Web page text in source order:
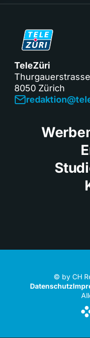
TeleZüri
8050 Zürich
© by CH
Datenschutz